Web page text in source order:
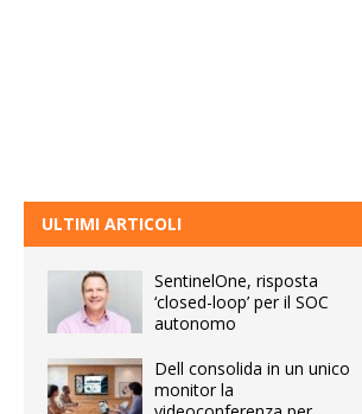
ULTIMI ARTICOLI
SentinelOne, risposta
‘closed-loop’ per il SOC
autonomo
Dell consolida in un unico
monitor la